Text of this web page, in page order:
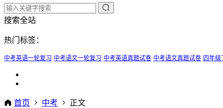
搜索全站
热门标签：
中考英语一轮复习 中考语文一轮复习 中考英语真题试卷 中考语文真题试卷 四年级
首页 中考
正文